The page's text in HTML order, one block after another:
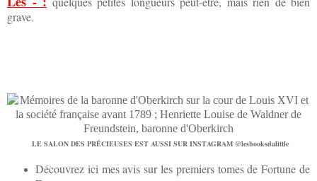
grave.
LE SALON DES PRÉCIEUSES EST AUSSI SUR INSTAGRAM @lesbooksdalittle
Découvrez ici mes avis sur les premiers tomes de Fortune de